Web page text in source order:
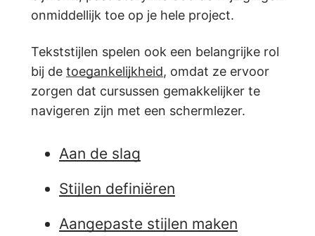
onmiddellijk toe op je hele project.
Tekststijlen spelen ook een belangrijke rol
bij de toegankelijkheid, omdat ze ervoor
zorgen dat cursussen gemakkelijker te
navigeren zijn met een schermlezer.
Aan de slag
Stijlen definiëren
Aangepaste stijlen maken